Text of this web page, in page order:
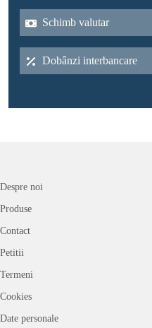
Schimb valutar
Dobânzi interbancare
Despre noi
Produse
Contact
Petitii
Termeni
Cookies
Date personale